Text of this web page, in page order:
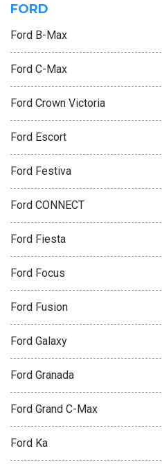
FORD
Ford B-Max
Ford C-Max
Ford Crown Victoria
Ford Escort
Ford Festiva
Ford CONNECT
Ford Fiesta
Ford Focus
Ford Fusion
Ford Galaxy
Ford Granada
Ford Grand C-Max
Ford Ka